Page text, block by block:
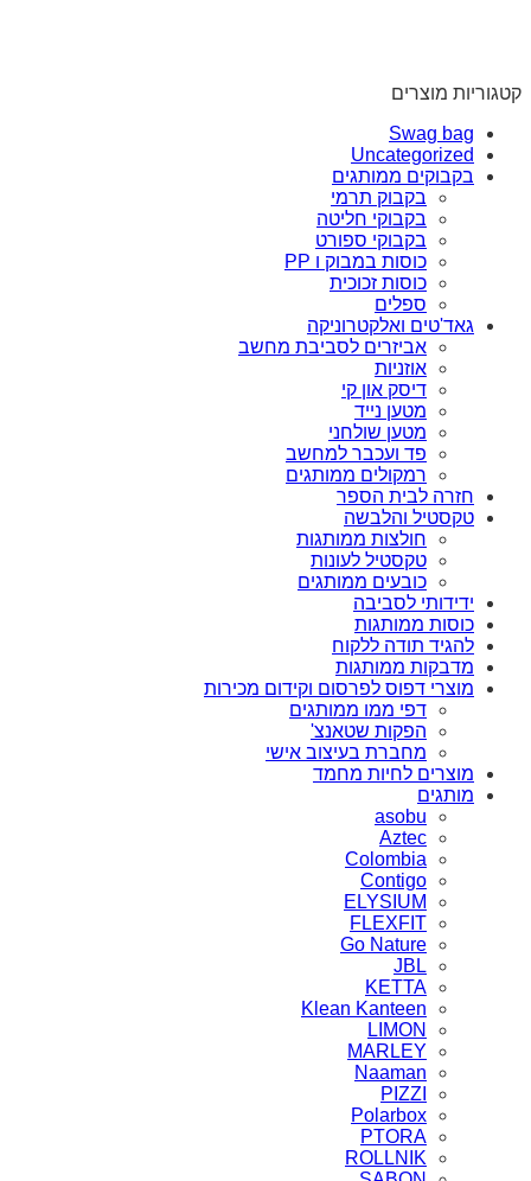
קטגוריות מוצרים
Swag bag
Uncategorized
בקבוקים ממותגים
בקבוק תרמי
בקבוקי חליטה
בקבוקי ספורט
כוסות במבוק ו PP
כוסות זכוכית
ספלים
גאד'טים ואלקטרוניקה
אביזרים לסביבת מחשב
אוזניות
דיסק און קי
מטען נייד
מטען שולחני
פד ועכבר למחשב
רמקולים ממותגים
חזרה לבית הספר
טקסטיל והלבשה
חולצות ממותגות
טקסטיל לעונות
כובעים ממותגים
ידידותי לסביבה
כוסות ממותגות
להגיד תודה ללקוח
מדבקות ממותגות
מוצרי דפוס לפרסום וקידום מכירות
דפי ממו ממותגים
הפקות שטאנצ'
מחברת בעיצוב אישי
מוצרים לחיות מחמד
מותגים
asobu
Aztec
Colombia
Contigo
ELYSIUM
FLEXFIT
Go Nature
JBL
KETTA
Klean Kanteen
LIMON
MARLEY
Naaman
PIZZI
Polarbox
PTORA
ROLLNIK